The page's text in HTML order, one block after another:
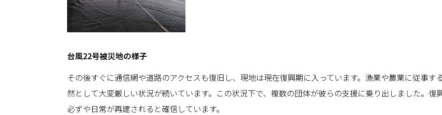
台風22号被災地の様子
その後すぐに通信網や道路のアクセスも復旧し、現地は現在復興期に入っています。漁業や農業に従事
然として大変厳しい状況が続いています。この状況下で、複数の団体が彼らの支援に乗り出しました。
必ずや日常が再建されると確信しています。